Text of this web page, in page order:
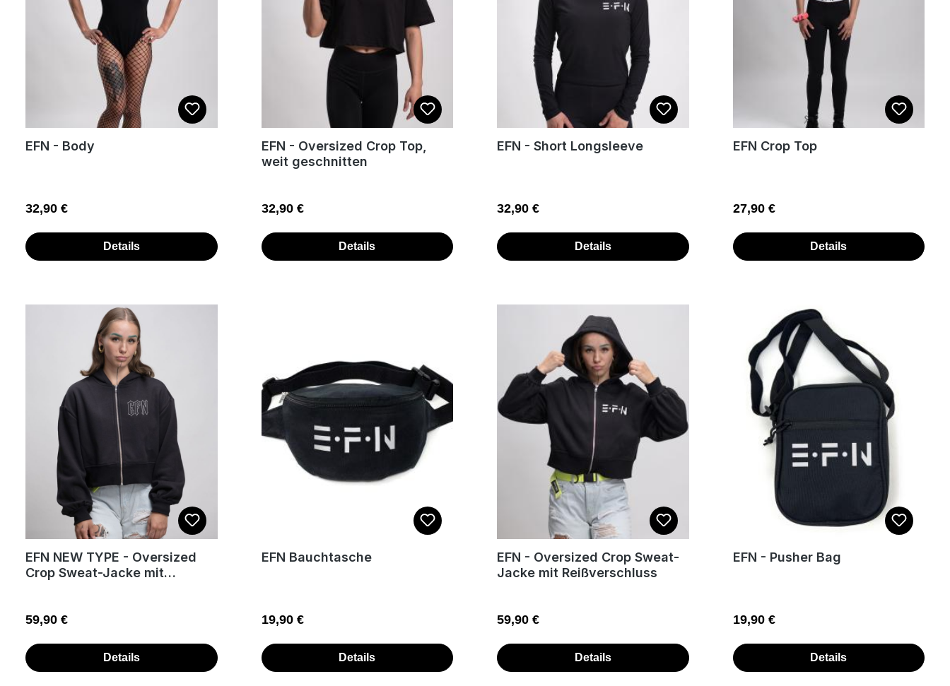
EFN - Body
Regulärer Preis:
32,90 €
Details
EFN - Oversized Crop Top,
weit geschnitten
Regulärer Preis:
32,90 €
Details
EFN - Short Longsleeve
Regulärer Preis:
32,90 €
Details
EFN Crop Top
Regulärer Preis:
27,90 €
Details
EFN NEW TYPE - Oversized
Crop Sweat-Jacke mit
Regulärer Preis:
59,90 €
Details
EFN Bauchtasche
Regulärer Preis:
19,90 €
Details
EFN - Oversized Crop Sweat-
Jacke mit Reißverschluss
Regulärer Preis:
59,90 €
Details
EFN - Pusher Bag
Regulärer Preis:
19,90 €
Details